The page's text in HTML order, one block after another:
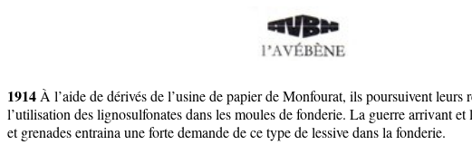
1914 À l’aide de dérivés de l’usine de papier de Monfourat, ils poursuivent leurs
l’utilisation des lignosulfonates dans les moules de fonderie. La guerre arrivant et
et grenades entraina une forte demande de ce type de lessive dans la